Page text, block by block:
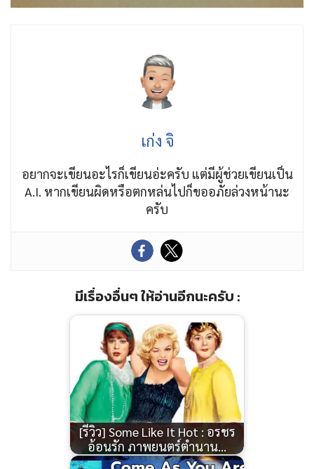
เก่ง จิ
อยากจะเขียนอะไรก็เขียนอ่ะครับ แต่มีผู้ช่วยเขียนเป็น
A.I. หากเขียนผิดหรือตกหล่นไปก็ขออภัยล่วงหน้านะ
ครับ
มีเรื่องอื่นๆ ให้อ่านอีกนะครับ :
[รีวิว] Some Like It Hot : อรชร
อ้อนรัก ภาพยนตร์ตำนาน…